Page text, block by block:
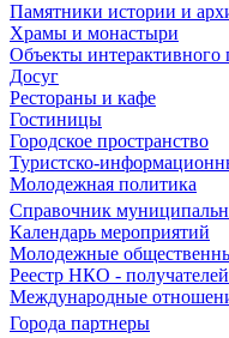
Памятники истории и
Храмы и монастыри
Объекты интерактивного
Досуг
Рестораны и кафе
Гостиницы
Городское пространство
Туристско-
Молодежная политика
Справочник
Календарь мероприятий
Молодежные
Реестр НКО -
Международные
Города партнеры